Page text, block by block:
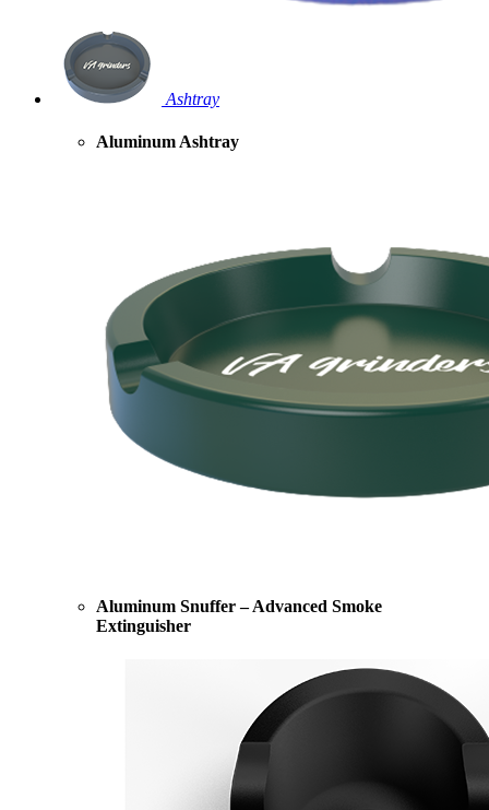
Ashtray
Aluminum Ashtray
Aluminum Snuffer – Advanced Smoke
Extinguisher